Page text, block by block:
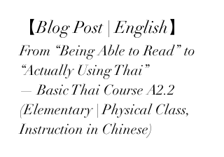
【Blog Post | English】
From “Being Able to Read” to
“Actually Using Thai”
— Basic Thai Course A2.2
(Elementary | Physical Class,
Instruction in Chinese)